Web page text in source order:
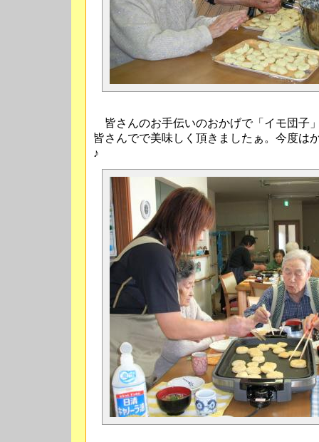
皆さんのお手伝いのおかげで「イモ団子
皆さんでで美味しく頂きましたぁ。今度は
♪